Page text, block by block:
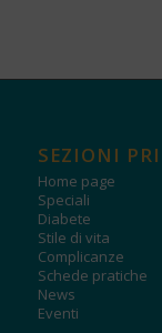
SEZIONI
Home page
Speciali
Diabete
Stile di vita
Complicanze
Schede pratiche
News
Eventi